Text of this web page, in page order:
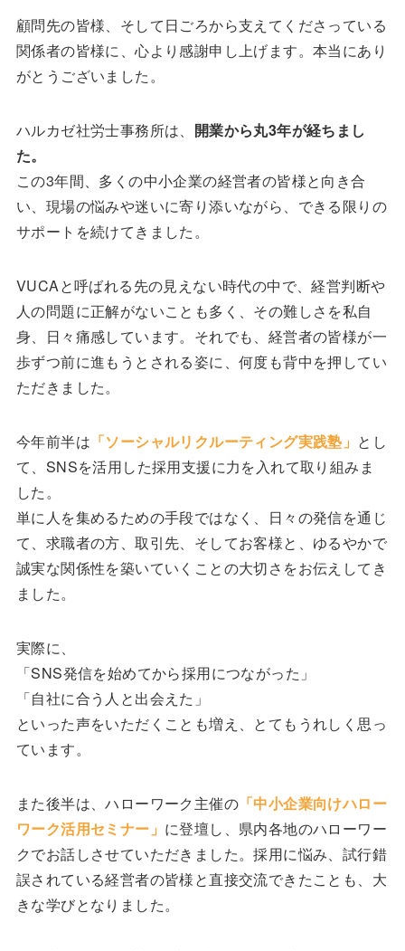
顧問先の皆様、そして日ごろから支えてくださっている
関係者の皆様に、心より感謝申し上げます。本当にあり
がとうございました。
ハルカゼ社労士事務所は、 開業から丸3年が経ちまし
た。
この3年間、多くの中小企業の経営者の皆様と向き合
い、現場の悩みや迷いに寄り添いながら、できる限りの
サポートを続けてきました。
VUCAと呼ばれる先の見えない時代の中で、経営判断や
人の問題に正解がないことも多く、その難しさを私自
身、日々痛感しています。それでも、経営者の皆様が一
歩ずつ前に進もうとされる姿に、何度も背中を押してい
ただきました。
今年前半は 「ソーシャルリクルーティング実践塾」 とし
て、SNSを活用した採用支援に力を入れて取り組みま
した。
単に人を集めるための手段ではなく、日々の発信を通じ
て、求職者の方、取引先、そしてお客様と、ゆるやかで
誠実な関係性を築いていくことの大切さをお伝えしてき
ました。
実際に、
「SNS発信を始めてから採用につながった」
「自社に合う人と出会えた」
といった声をいただくことも増え、とてもうれしく思っ
ています。
また後半は、ハローワーク主催の「中小企業向けハロー
ワーク活用セミナー」 に登壇し、県内各地のハローワー
クでお話しさせていただきました。採用に悩み、試行錯
誤されている経営者の皆様と直接交流できたことも、大
きな学びとなりました。